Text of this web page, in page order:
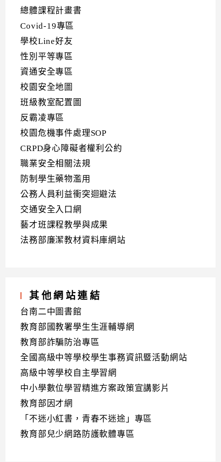
總體課程計畫書
Covid-19專區
學校Line好友
性別平等專區
資通安全專區
校園安全地圖
班級教室配置圖
反霸凌專區
校園危機事件處理SOP
CRPD身心障礙者權利公約
職業安全相關法規
防制學生藥物濫用
公務人員利益衝突迴避法
交通安全入口網
藝才班課程教學與成果
法務部廉潔教材資料庫網站
其他網站連結
台南二中圖書館
教育部國教署學生生涯輔導網
教育部詐騙防治專區
全國高級中等學校學生事務資訊暨活動網站
高級中等學校自主學習網
中小學數位學習精進方案政策宣講影片
教育部因才網
「不迷小紅書，青春不迷途」專區
教育部兒少網路防護軟體專區